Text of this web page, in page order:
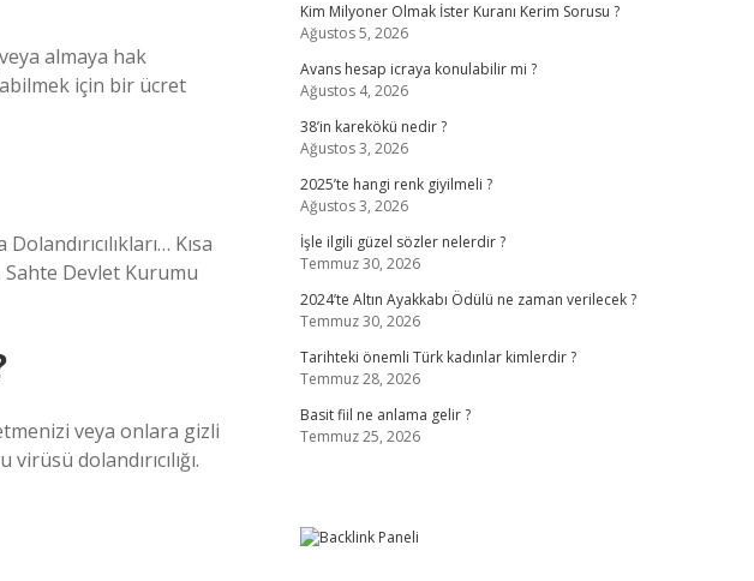
almaya hak
için bir ücret
Kısa
Sahte Devlet Kurumu
veya onlara gizli
dolandırıcılığı.
Kim Milyoner Olmak İster Kuranı Kerim Sorusu ?
Ağustos 5, 2026
Avans hesap icraya konulabilir mi ?
Ağustos 4, 2026
38’in karekökü nedir ?
Ağustos 3, 2026
2025’te hangi renk giyilmeli ?
Ağustos 3, 2026
İşle ilgili güzel sözler nelerdir ?
Temmuz 30, 2026
2024’te Altın Ayakkabı Ödülü ne zaman verilecek ?
Temmuz 30, 2026
Tarihteki önemli Türk kadınlar kimlerdir ?
Temmuz 28, 2026
Basit fiil ne anlama gelir ?
Temmuz 25, 2026